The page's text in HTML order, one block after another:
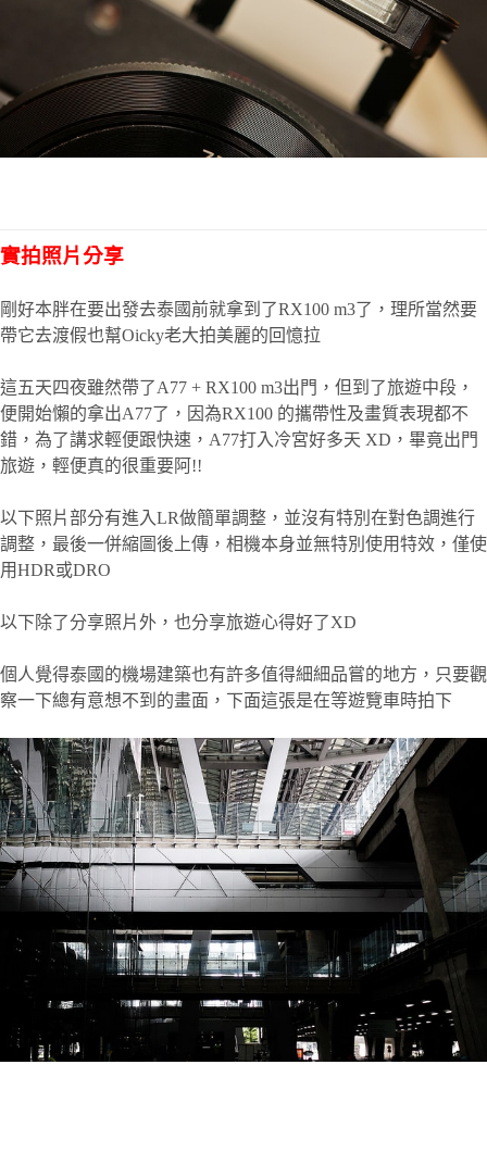
實拍照片分享
剛好本胖在要出發去泰國前就拿到了RX100 m3了，理所當然要
帶它去渡假也幫Oicky老大拍美麗的回憶拉
這五天四夜雖然帶了A77 + RX100 m3出門，但到了旅遊中段，
便開始懶的拿出A77了，因為RX100 的攜帶性及畫質表現都不
錯，為了講求輕便跟快速，A77打入冷宮好多天 XD，畢竟出門
旅遊，輕便真的很重要阿!!
以下照片部分有進入LR做簡單調整，並沒有特別在對色調進行
調整，最後一併縮圖後上傳，相機本身並無特別使用特效，僅使
用HDR或DRO
以下除了分享照片外，也分享旅遊心得好了XD
個人覺得泰國的機場建築也有許多值得細細品嘗的地方，只要觀
察一下總有意想不到的畫面，下面這張是在等遊覽車時拍下